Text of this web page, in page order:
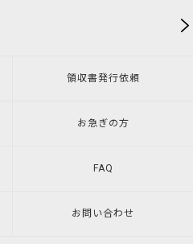
領収書発行依頼
お急ぎの方
FAQ
お問い合わせ